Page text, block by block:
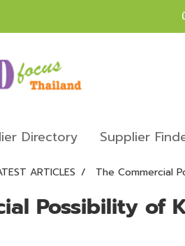
Directory Supplier
ARTICLES The Commercial
Possibility of